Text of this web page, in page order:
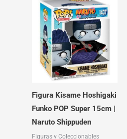
Figura Kisame Hoshigaki
Funko POP Super 15cm |
Naruto Shippuden
Figuras y Coleccionables